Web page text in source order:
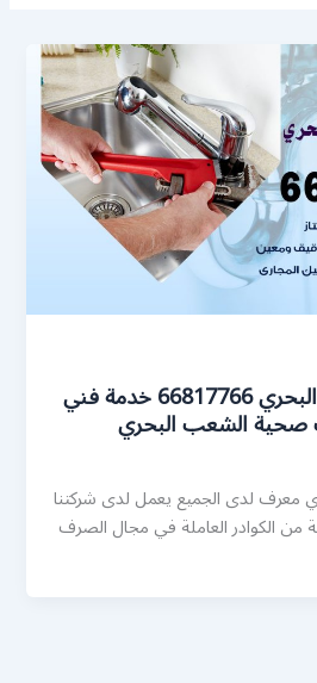
رقم صحي الشعب البحري 66817766 خدمة فني
الشعب البحري
لدى الجميع يعمل لدى شركتنا
من الكوادر العاملة في مجال الصرف